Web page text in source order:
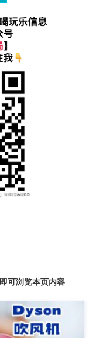
即可浏览本页内容